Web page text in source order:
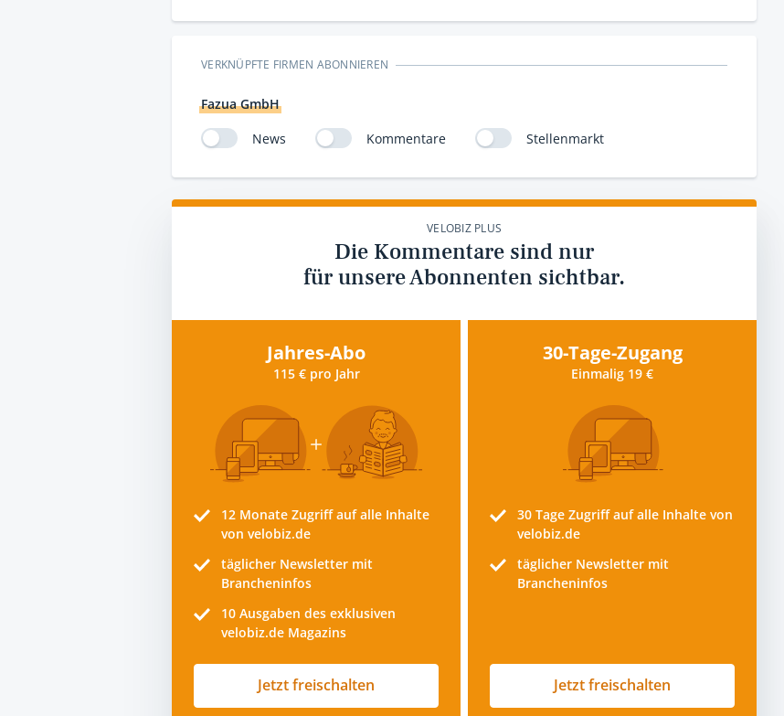
VERKNÜPFTE FIRMEN ABONNIEREN
Fazua GmbH
News
Kommentare Stellenmarkt
VELOBIZ PLUS
Die Kommentare sind nur
für unsere Abonnenten sichtbar.
Jahres-Abo
115 € pro Jahr
12 Monate Zugriff auf alle Inhalte
von velobiz.de
täglicher Newsletter mit
Brancheninfos
10 Ausgaben des exklusiven
velobiz.de Magazins
Jetzt freischalten
30-Tage-Zugang
Einmalig 19 €
30 Tage Zugriff auf alle Inhalte von
velobiz.de
täglicher Newsletter mit
Brancheninfos
Jetzt freischalten